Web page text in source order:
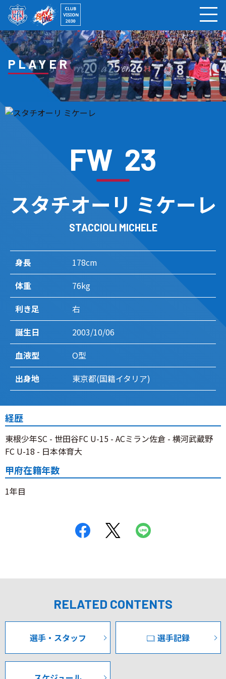
PLAYER
FW 23
スタチオーリ ミケーレ
STACCIOLI MICHELE
身長
178cm
体重
76kg
利き足
右
誕生日
2003/10/06
血液型
O型
出身地
東京都(国籍イタリア)
経歴
東根少年SC - 世田谷FC U-15 - ACミラン佐倉 - 横河武蔵野
FC U-18 - 日本体育大
甲府在籍年数
1年目
RELATED CONTENTS
選手・スタッフ 選手記録